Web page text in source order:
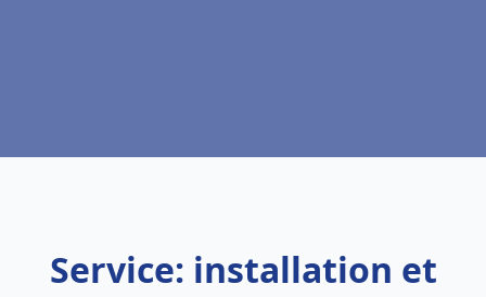
Service: installation et